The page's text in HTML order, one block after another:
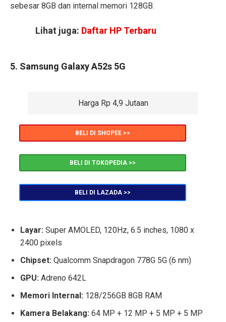
sebesar 8GB dan internal memori 128GB.
Lihat juga: Daftar HP Terbaru
5. Samsung Galaxy A52s 5G
Harga Rp 4,9 Jutaan
BELI DI SHOPEE >>
BELI DI TOKOPEDIA >>
BELI DI LAZADA >>
Layar: Super AMOLED, 120Hz, 6.5 inches, 1080 x
2400 pixels
Chipset: Qualcomm Snapdragon 778G 5G (6 nm)
GPU: Adreno 642L
Memori Internal: 128/256GB 8GB RAM
Kamera Belakang: 64 MP + 12 MP + 5 MP + 5 MP